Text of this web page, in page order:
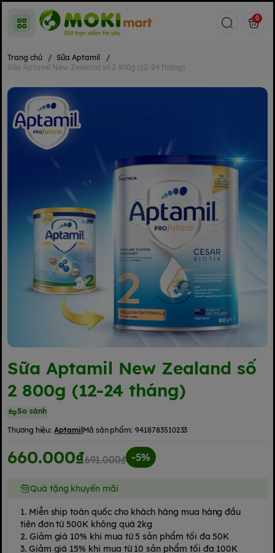
0
Trang chủ / Sữa Aptamil
/
Sữa Aptamil New Zealand số 2 800g (12-24 tháng)
Sữa Aptamil New Zealand số
2 800g (12-24 tháng)
So sánh
Thương hiệu: Aptamil Mã sản phẩm: 9418783510233
660.000₫691.000₫ -5%
Quà tặng khuyến mãi
1. Miễn ship toàn quốc cho khách hàng mua hàng đầu
tiên đơn từ 500K không quá 2kg
2. Giảm giá 10% khi mua từ 5 sản phẩm tối đa 50K
3. Giảm giá 15% khi mua từ 10 sản phẩm tối đa 100K